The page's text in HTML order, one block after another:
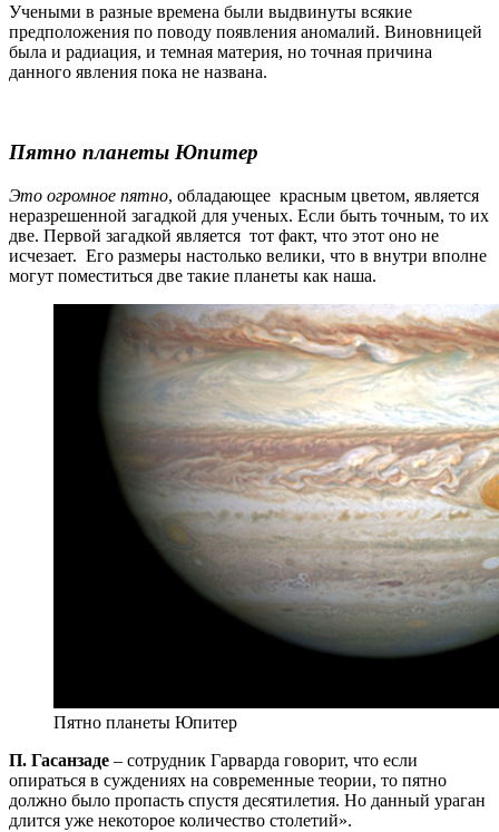
Учеными в разные времена были выдвинуты всякие
предположения по поводу появления аномалий. Виновницей
была и радиация, и темная материя, но точная причина
данного явления пока не названа.
Пятно планеты Юпитер
Это огромное пятно, обладающее красным цветом, является
неразрешенной загадкой для ученых. Если быть точным, то их
две. Первой загадкой является тот факт, что этот оно не
исчезает. Его размеры настолько велики, что в внутри вполне
могут поместиться две такие планеты как наша.
Пятно планеты Юпитер
П. Гасанзаде – сотрудник Гарварда говорит, что если
опираться в суждениях на современные теории, то пятно
должно было пропасть спустя десятилетия. Но данный ураган
длится уже некоторое количество столетий».